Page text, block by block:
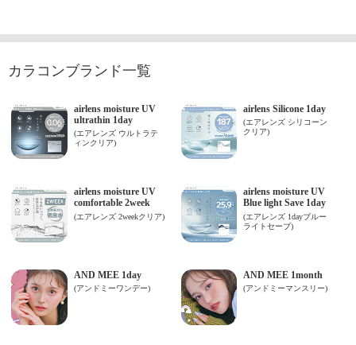
カラコンブランド一覧